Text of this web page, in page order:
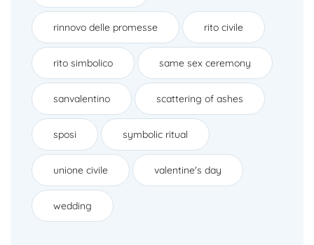
rinnovo delle promesse rito civile
rito simbolico same sex ceremony
sanvalentino scattering of ashes
sposi symbolic ritual
unione civile valentine's day
wedding